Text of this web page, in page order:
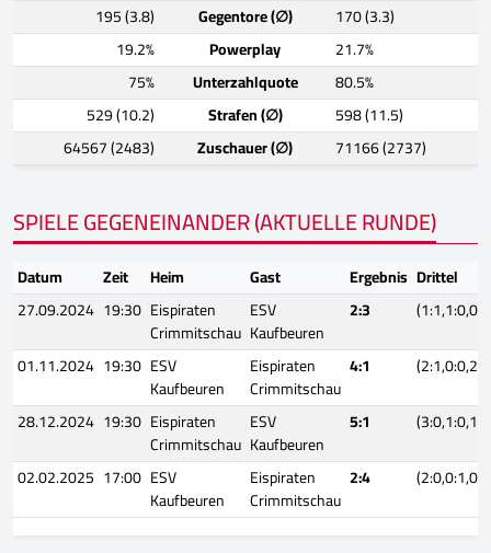
195 (3.8)
Gegentore (∅)
170 (3.3)
19.2%
Powerplay
21.7%
75%
Unterzahlquote
80.5%
529 (10.2)
Strafen (∅)
598 (11.5)
64567 (2483)
Zuschauer (∅) 71166 (2737)
SPIELE GEGENEINANDER (AKTUELLE RUNDE)
Datum Zeit Heim Gast Ergebnis Drittel
27.09.2024 19:30 Eispiraten
Crimmitschau
ESV
Kaufbeuren
2:3
01.11.2024 19:30 ESV
Kaufbeuren
Eispiraten
Crimmitschau
4:1
28.12.2024 19:30 Eispiraten
Crimmitschau
ESV
Kaufbeuren
5:1
02.02.2025 17:00 ESV
Kaufbeuren
Eispiraten
Crimmitschau
2:4